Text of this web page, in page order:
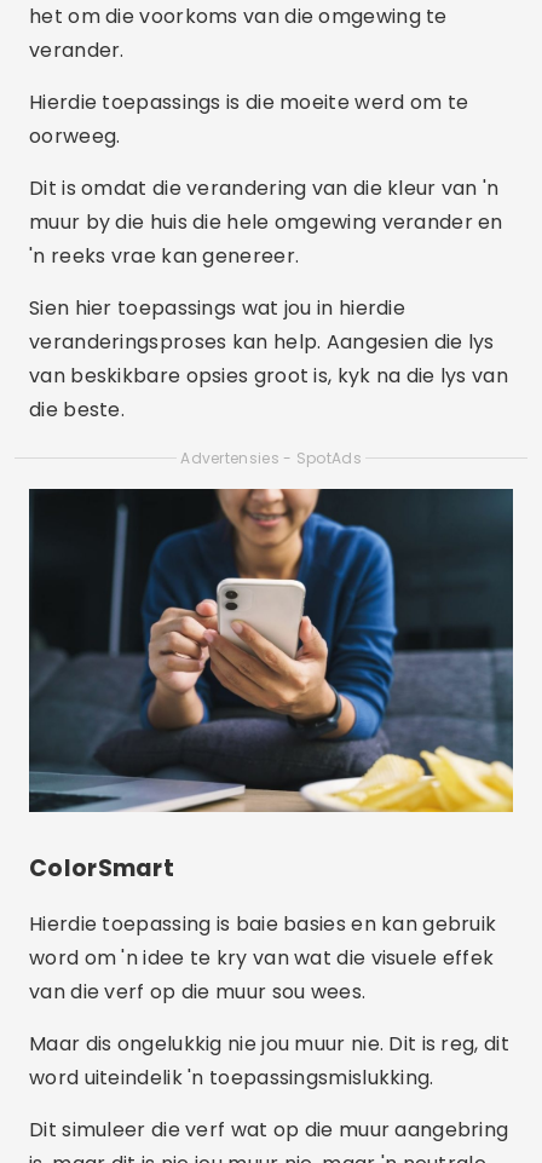
het om die voorkoms van die omgewing te
verander.
Hierdie toepassings is die moeite werd om te
oorweeg.
Dit is omdat die verandering van die kleur van 'n
muur by die huis die hele omgewing verander en
'n reeks vrae kan genereer.
Sien hier toepassings wat jou in hierdie
veranderingsproses kan help. Aangesien die lys
van beskikbare opsies groot is, kyk na die lys van
die beste.
Advertensies - SpotAds
ColorSmart
Hierdie toepassing is baie basies en kan gebruik
word om 'n idee te kry van wat die visuele effek
van die verf op die muur sou wees.
Maar dis ongelukkig nie jou muur nie. Dit is reg, dit
word uiteindelik 'n toepassingsmislukking.
Dit simuleer die verf wat op die muur aangebring